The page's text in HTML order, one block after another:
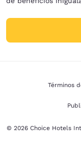
Términos
© 2026 Choice Hotels